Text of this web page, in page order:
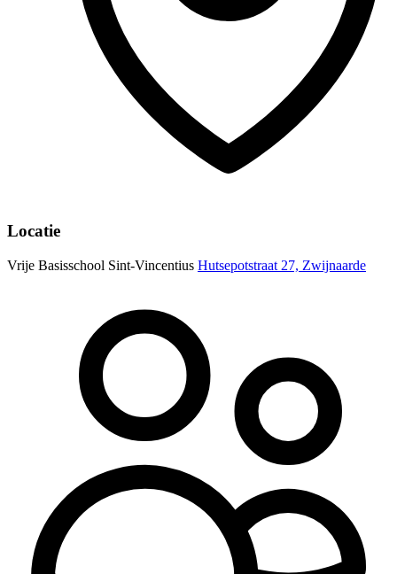
Locatie
Vrije Basisschool Sint-Vincentius Hutsepotstraat 27, Zwijnaarde